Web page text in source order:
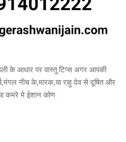
के आधार पर वास्तु टिप्स अगर आपकी
नीच के,मारक,या राहु देव से दूषित और
कमरे मे ईशान कोण